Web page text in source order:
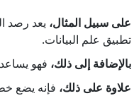
على سبيل المثال، يعد رصد
تطبيق علم البيانات.
بالإضافة إلى ذلك، فهو
علاوة على ذلك، فإنه يضع